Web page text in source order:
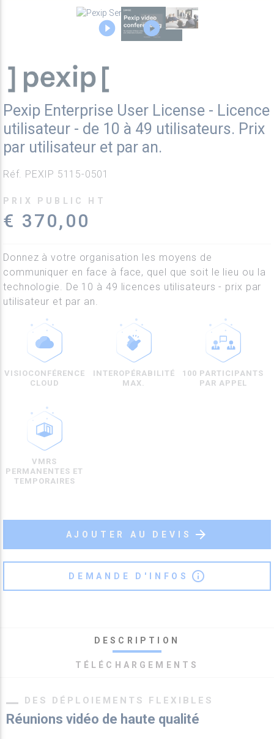
Pexip Enterprise User License - Licence
utilisateur - de 10 à 49 utilisateurs. Prix
par utilisateur et par an.
Réf. PEXIP 5115-0501
PRIX PUBLIC HT
€ 370,00
Donnez à votre organisation les moyens de
communiquer en face à face, quel que soit le lieu ou la
technologie. De 10 à 49 licences utilisateurs - prix par
utilisateur et par an.
VISIOCONFÉRENCE
CLOUD
INTEROPÉRABILITÉ
MAX.
100 PARTICIPANTS
PAR APPEL
VMRS
PERMANENTES ET
TEMPORAIRES
AJOUTER AU DEVIS arrow_forward
DEMANDE D'INFOS info_outline
DESCRIPTION
TÉLÉCHARGEMENTS
DES DÉPLOIEMENTS FLEXIBLES
Réunions vidéo de haute qualité